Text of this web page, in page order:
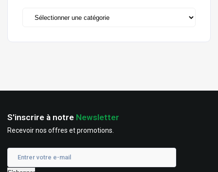
S'inscrire à notre Newsletter
Recevoir nos offres et promotions.